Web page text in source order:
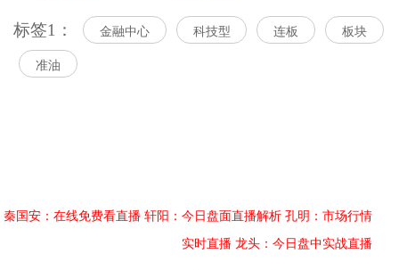
标签1： 金融中心 科技型 连板 板块
准油
秦国安：在线免费看直播 轩阳：今日盘面直播解析 孔明：市场行情
实时直播 龙头：今日盘中实战直播